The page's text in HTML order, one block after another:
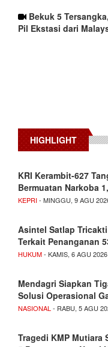
Bekuk 5
Pil Ekstasi dari
HIGHLIGHT
KRI Kerambit-627
Bermuatan Narkoba
KEPRI- MINGGU, 9 AGU
Asintel Satlap
Terkait Penanganan
HUKUM- KAMIS, 6 AGU 2026
Mendagri Siapkan
Solusi Operasional
NASIONAL - RABU, 5 AGU
Tragedi KMP Mutiara